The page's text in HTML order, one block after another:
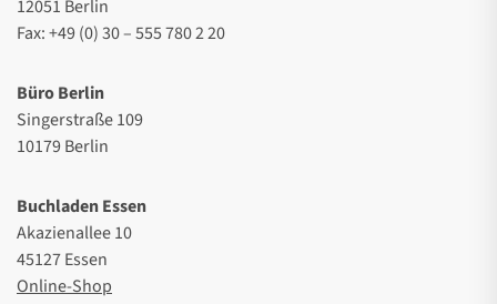
12051 Berlin
Fax: +49 (0) 30 – 555 780 2 20
Büro Berlin
Singerstraße 109
10179 Berlin
Buchladen Essen
Akazienallee 10
45127 Essen
Online-Shop